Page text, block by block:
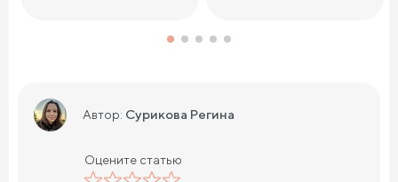
Автор: Сурикова Регина
Оцените статью